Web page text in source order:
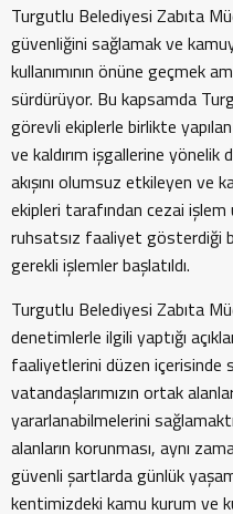
Turgutlu Belediyesi Zabıta
güvenliğini sağlamak ve
kullanımının önüne geçmek
sürdürüyor. Bu kapsamda
görevli ekiplerle birlikte
ve kaldırım işgallerine
akışını olumsuz etkileyen ve
ekipleri tarafından cezai
ruhsatsız faaliyet gösterdiği
gerekli işlemler başlatıldı.
Turgutlu Belediyesi Zabıta
denetimlerle ilgili yaptığı
faaliyetlerini düzen içerisinde
vatandaşlarımızın ortak
yararlanabilmelerini
alanların korunması, aynı
güvenli şartlarda günlük
kentimizdeki kamu kurum ve